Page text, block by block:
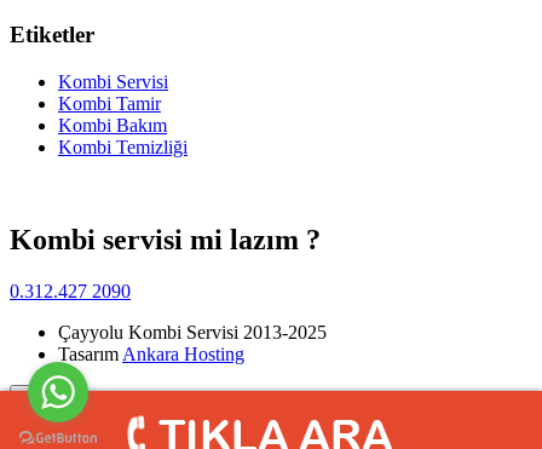
Etiketler
Kombi Servisi
Kombi Tamir
Kombi Bakım
Kombi Temizliği
Kombi servisi mi lazım ?
0.312.427 2090
Çayyolu Kombi Servisi 2013-2025
Tasarım Ankara Hosting
Yukarı
>